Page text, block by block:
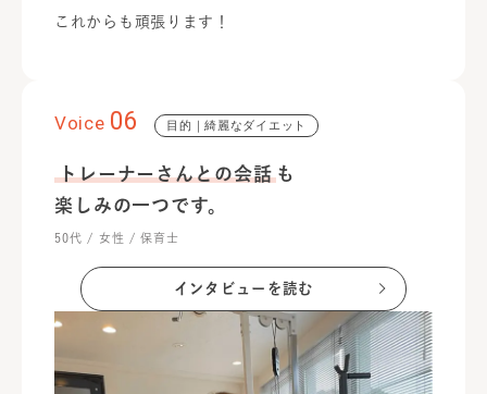
これからも頑張ります！
Voice 06 目的｜綺麗なダイエット
トレーナーさんとの会話 も
楽しみの一つです。
50代 / 女性 / 保育士
インタビューを読む